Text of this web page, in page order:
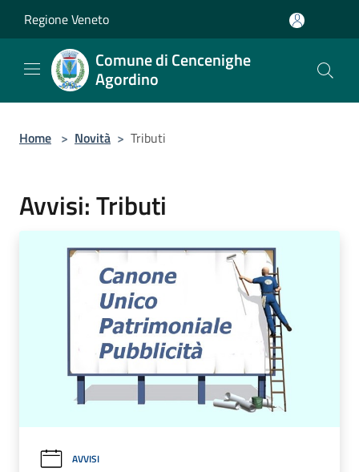
Regione Veneto
Comune di Cencenighe
Agordino
Home > Novità > Tributi
Avvisi: Tributi
AVVISI